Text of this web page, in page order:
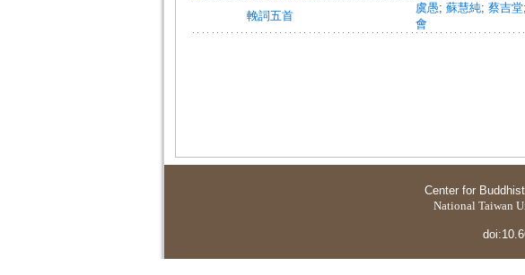
輓詞五首
虞愚; 蘇慧純; 蔡吉堂;
會
Center for
National Taiwan